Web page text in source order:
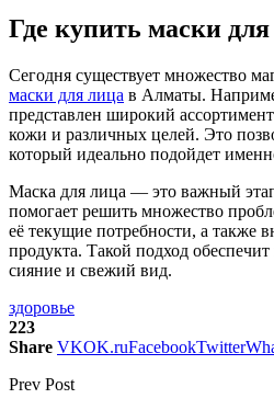
Где купить маски
Сегодня существует множество
маски для лица в Алматы.
представлен широкий
кожи и различных целей. Это
который идеально подойдет
Маска для лица — это важный
помогает решить множество
её текущие потребности, а также
продукта. Такой подход
сияние и свежий вид.
здоровье
223
Share VKOK.ruFacebookTwitter
Prev Post